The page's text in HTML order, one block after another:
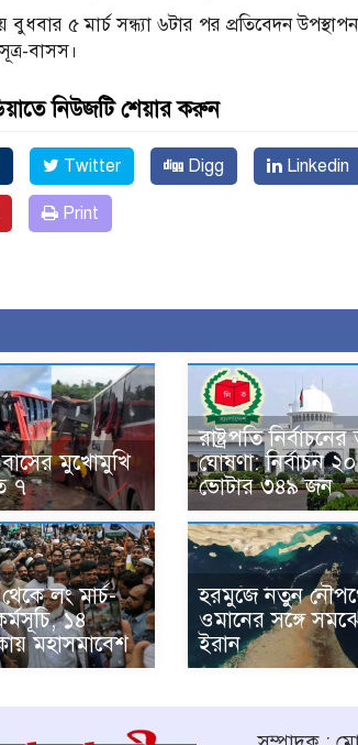
বুধবার ৫ মার্চ সন্ধ্যা ৬টার পর প্রতিবেদন
বাসস।
নিউজটি শেয়ার করুন
Twitter Digg Linkedin
Print
মুখোমুখি
৭
রাষ্ট্রপতি
ঘোষণা: নির্বাচন
ভোটার ৩৪৯ জন
লং মার্চ-
১৪
মহাসমাবেশ
হরমুজে নতুন
ওমানের সঙ্গে
ইরান